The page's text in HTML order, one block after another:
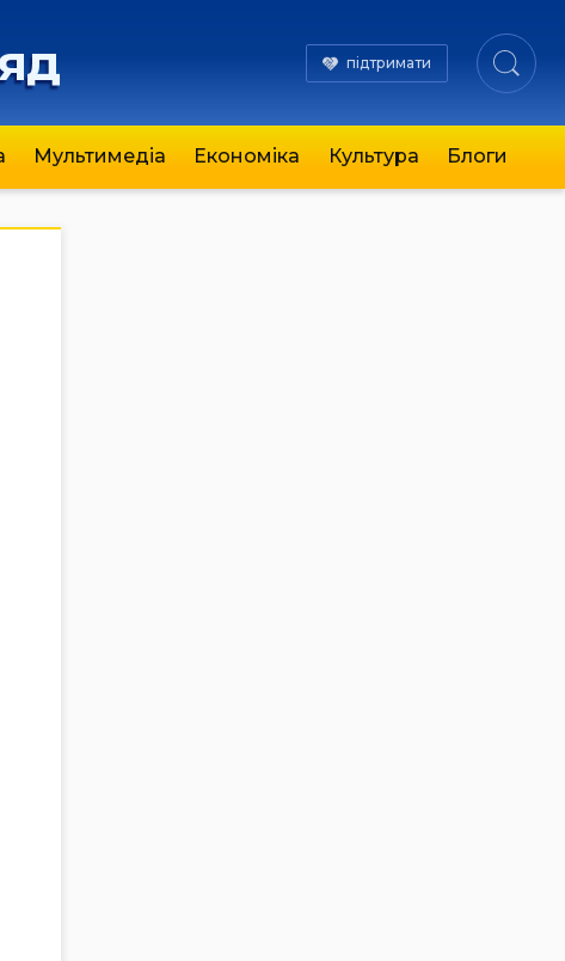
підтримати
Мультимедіа Економіка Культура Блоги